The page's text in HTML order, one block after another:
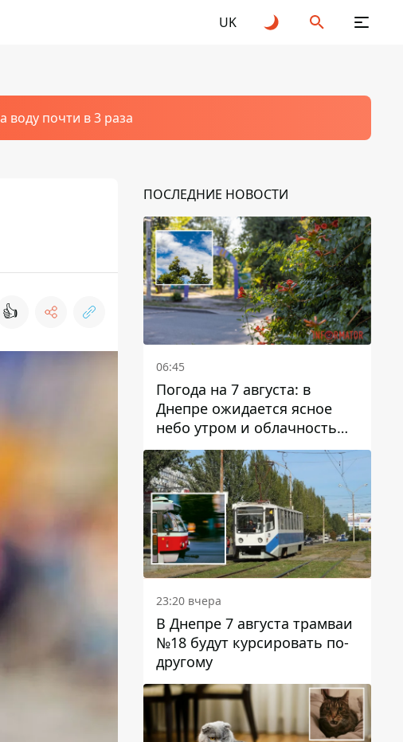
UK
почти в 3 раза
👍
ПОСЛЕДНИЕ НОВОСТИ
06:45
Погода на 7 августа: в
Днепре ожидается ясное
небо утром и облачность
после обеда
23:20 вчера
В Днепре 7 августа трамваи
№18 будут курсировать по-
другому